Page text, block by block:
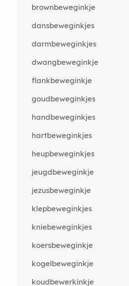
brownbeweginkje
dansbeweginkjes
darmbeweginkjes
dwangbeweginkje
flankbeweginkje
goudbeweginkjes
handbeweginkjes
hartbeweginkjes
heupbeweginkjes
jeugdbeweginkje
jezusbeweginkje
klepbeweginkjes
kniebeweginkjes
koersbeweginkje
kogelbeweginkje
koudbewerkinkje